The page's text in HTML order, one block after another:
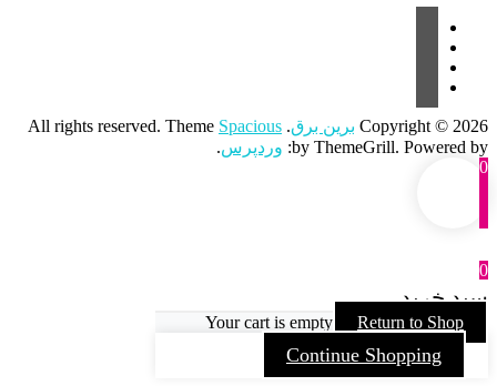
Copyright © 2026 برین برق. All rights reserved. Theme
Spacious
by ThemeGrill. Powered by: وردپرس.
0
0
سبد خرید
Your cart is empty Return to Shop
Continue Shopping